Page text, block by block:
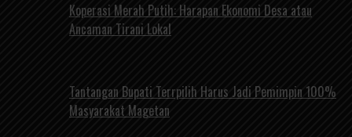
Koperasi Merah Putih: Harapan Ekonomi Desa atau
Ancaman Tirani Lokal
Tantangan Bupati Terrpilih Harus Jadi Pemimpin 100%
Masyarakat Magetan